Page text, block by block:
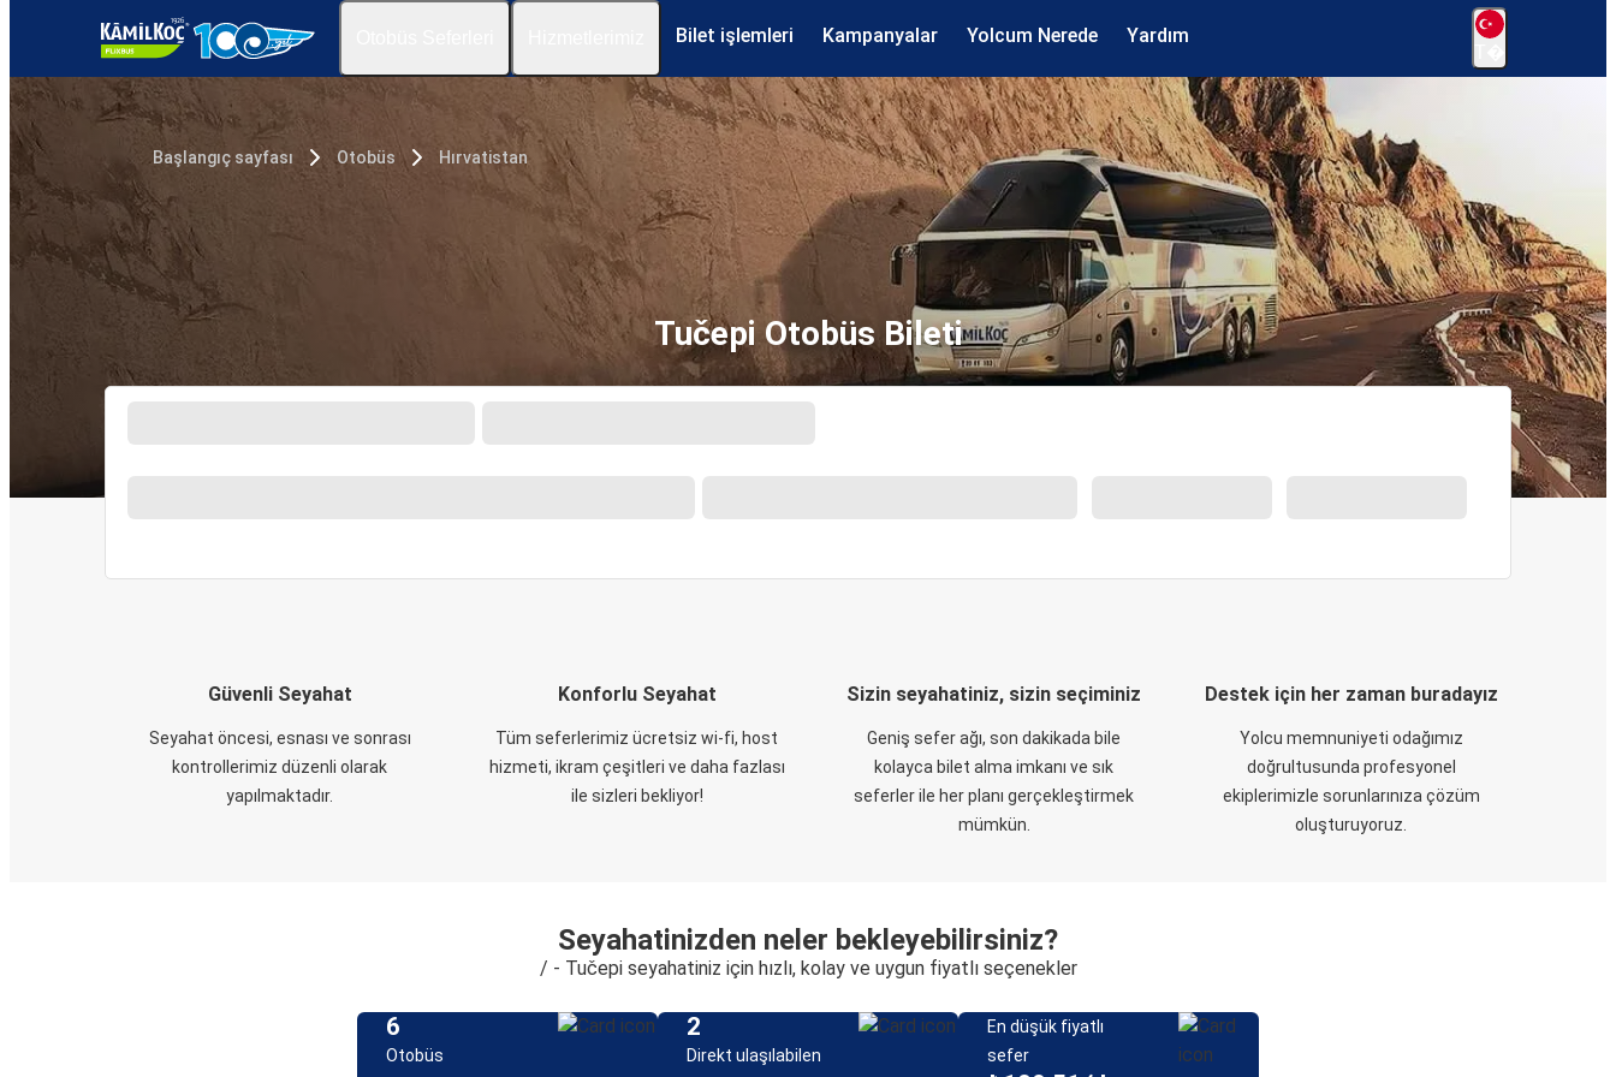
Bilet işlemleri Kampanyalar Yolcum Nerede Yardım
Başlangıç sayfası Otobüs Hırvatistan
Tučepi Otobüs Bileti
Güvenli Seyahat
Seyahat öncesi, esnası ve sonrası
kontrollerimiz düzenli olarak
yapılmaktadır.
Konforlu Seyahat
Tüm seferlerimiz ücretsiz wi-fi, host
hizmeti, ikram çeşitleri ve daha fazlası
ile sizleri bekliyor!
Sizin seyahatiniz, sizin seçiminiz
Geniş sefer ağı, son dakikada bile
kolayca bilet alma imkanı ve sık
seferler ile her planı gerçekleştirmek
mümkün.
Destek için her zaman buradayız
Yolcu memnuniyeti odağımız
doğrultusunda profesyonel
ekiplerimizle sorunlarınıza çözüm
oluşturuyoruz.
Seyahatinizden neler bekleyebilirsiniz?
/ - Tučepi seyahatiniz için hızlı, kolay ve uygun fiyatlı seçenekler
6
Otobüs
2
Direkt ulaşılabilen
En düşük fiyatlı
sefer